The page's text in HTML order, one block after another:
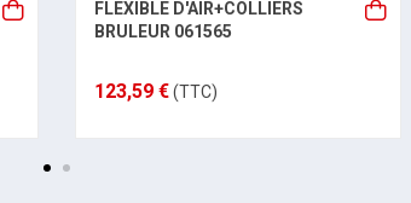
FLEXIBLE D'AIR+COLLIERS
BRULEUR 061565
123,59 €(TTC)